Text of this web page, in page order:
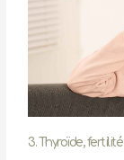
3. Thyroïde,